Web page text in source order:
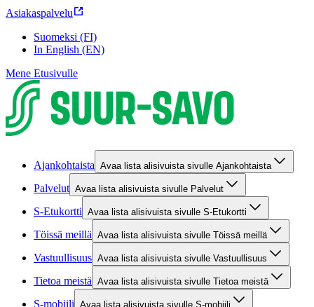
Asiakaspalvelu
Suomeksi (FI)
In English (EN)
Mene Etusivulle
Ajankohtaista Avaa lista alisivuista sivulle Ajankohtaista
Palvelut Avaa lista alisivuista sivulle Palvelut
S-Etukortti Avaa lista alisivuista sivulle S-Etukortti
Töissä meillä Avaa lista alisivuista sivulle Töissä meillä
Vastuullisuus Avaa lista alisivuista sivulle Vastuullisuus
Tietoa meistä Avaa lista alisivuista sivulle Tietoa meistä
S-mobiili Avaa lista alisivuista sivulle S-mobiili